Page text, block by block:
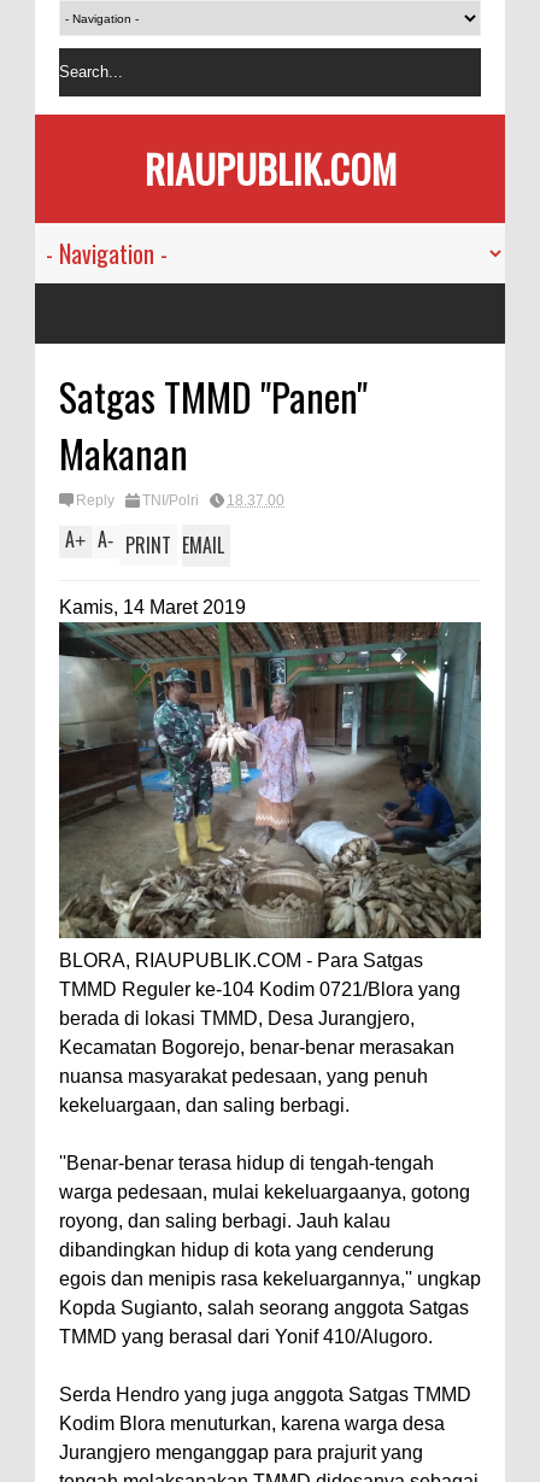
RIAUPUBLIK.COM
Satgas TMMD "Panen"
Makanan
Reply TNI/Polri 18.37.00
A+ A- PRINT EMAIL
Kamis, 14 Maret 2019
BLORA, RIAUPUBLIK.COM - Para Satgas
TMMD Reguler ke-104 Kodim 0721/Blora yang
berada di lokasi TMMD, Desa Jurangjero,
Kecamatan Bogorejo, benar-benar merasakan
nuansa masyarakat pedesaan, yang penuh
kekeluargaan, dan saling berbagi.
''Benar-benar terasa hidup di tengah-tengah
warga pedesaan, mulai kekeluargaanya, gotong
royong, dan saling berbagi. Jauh kalau
dibandingkan hidup di kota yang cenderung
egois dan menipis rasa kekeluargannya,'' ungkap
Kopda Sugianto, salah seorang anggota Satgas
TMMD yang berasal dari Yonif 410/Alugoro.
Serda Hendro yang juga anggota Satgas TMMD
Kodim Blora menuturkan, karena warga desa
Jurangjero menganggap para prajurit yang